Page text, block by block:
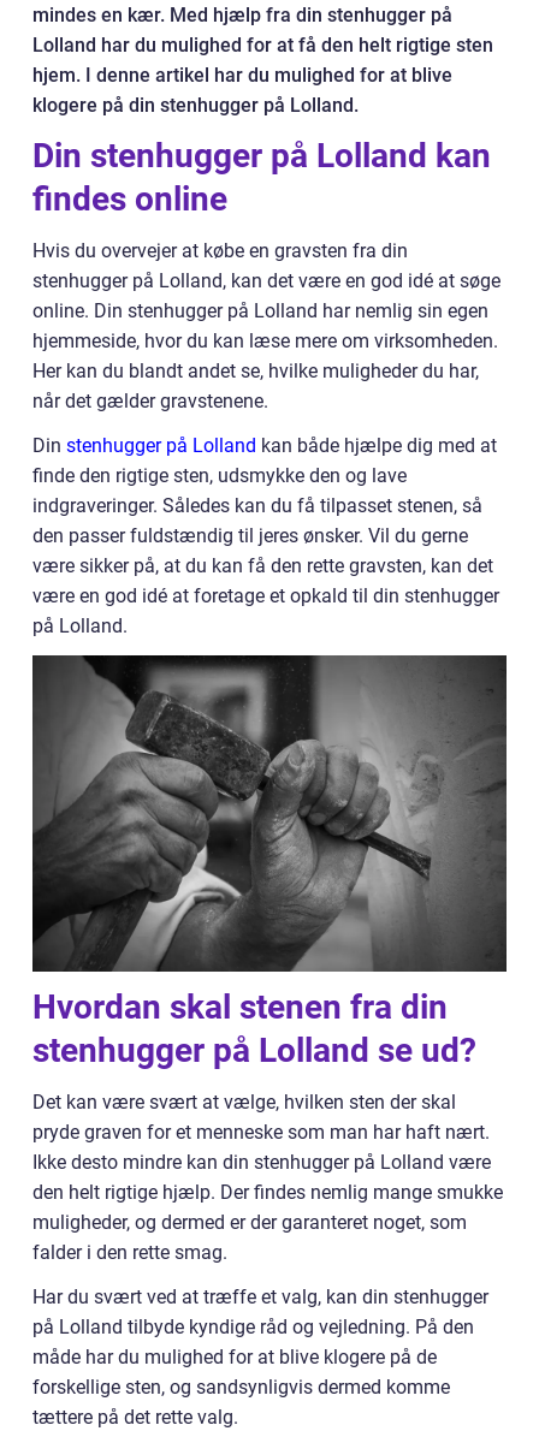
mindes en kær. Med hjælp fra din stenhugger på
Lolland har du mulighed for at få den helt rigtige sten
hjem. I denne artikel har du mulighed for at blive
klogere på din stenhugger på Lolland.
Din stenhugger på Lolland kan
findes online
Hvis du overvejer at købe en gravsten fra din
stenhugger på Lolland, kan det være en god idé at søge
online. Din stenhugger på Lolland har nemlig sin egen
hjemmeside, hvor du kan læse mere om virksomheden.
Her kan du blandt andet se, hvilke muligheder du har,
når det gælder gravstenene.
Din stenhugger på Lolland kan både hjælpe dig med at
finde den rigtige sten, udsmykke den og lave
indgraveringer. Således kan du få tilpasset stenen, så
den passer fuldstændig til jeres ønsker. Vil du gerne
være sikker på, at du kan få den rette gravsten, kan det
være en god idé at foretage et opkald til din stenhugger
på Lolland.
Hvordan skal stenen fra din
stenhugger på Lolland se ud?
Det kan være svært at vælge, hvilken sten der skal
pryde graven for et menneske som man har haft nært.
Ikke desto mindre kan din stenhugger på Lolland være
den helt rigtige hjælp. Der findes nemlig mange smukke
muligheder, og dermed er der garanteret noget, som
falder i den rette smag.
Har du svært ved at træffe et valg, kan din stenhugger
på Lolland tilbyde kyndige råd og vejledning. På den
måde har du mulighed for at blive klogere på de
forskellige sten, og sandsynligvis dermed komme
tættere på det rette valg.